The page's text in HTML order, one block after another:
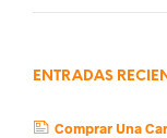
ENTRADAS
Comprar Una